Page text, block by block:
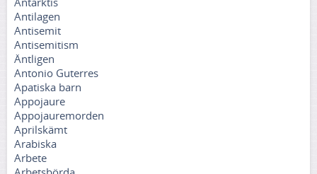
Antilagen
Antisemit
Antisemitism
Äntligen
Antonio Guterres
Apatiska barn
Appojaure
Appojauremorden
Aprilskämt
Arabiska
Arbete